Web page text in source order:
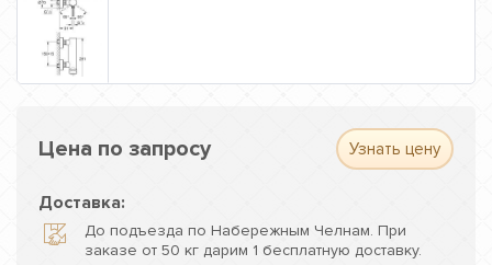
Цена по запросу Узнать цену
Доставка:
До подъезда по Набережным Челнам. При
заказе от 50 кг дарим 1 бесплатную доставку.